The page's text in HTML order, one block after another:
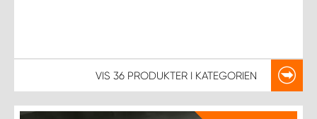
VIS 36 PRODUKTER I KATEGORIEN